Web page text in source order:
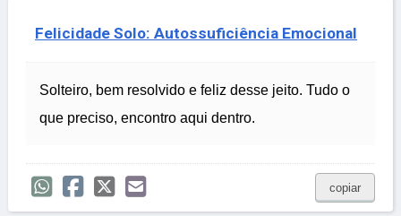
Felicidade Solo: Autossuficiência Emocional
Solteiro, bem resolvido e feliz desse jeito. Tudo o
que preciso, encontro aqui dentro.
copiar